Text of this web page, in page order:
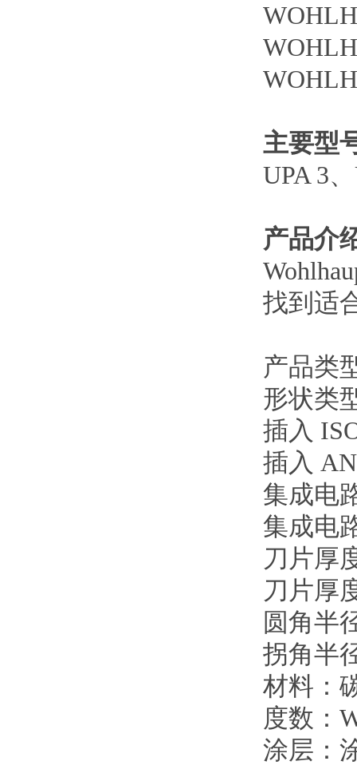
主要型
UPA 3
产品介
找到适
产品类
形状类
插入
插入
集成电
集成电
刀片厚
刀片厚
圆角半
拐角半
材料：
度数：
涂层：